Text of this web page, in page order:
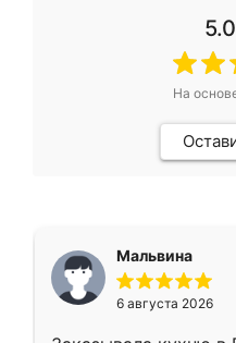
5.0
На
Мальвина
6 августа 2026